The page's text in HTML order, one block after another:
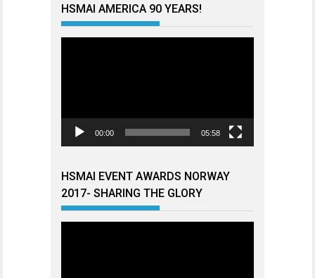
HSMAI AMERICA 90 YEARS!
00:00 05:58
HSMAI EVENT AWARDS NORWAY
2017- SHARING THE GLORY